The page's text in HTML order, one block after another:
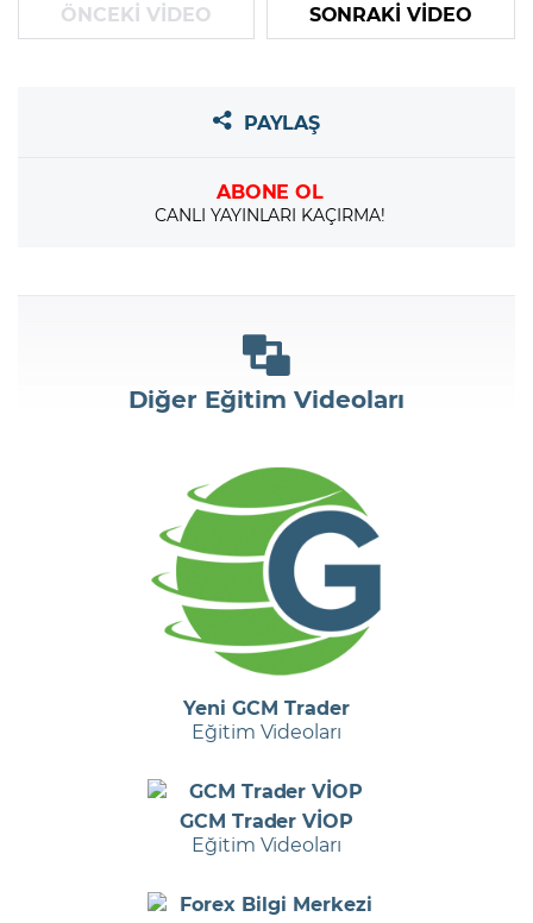
ÖNCEKİ VİDEO SONRAKİ VİDEO
PAYLAŞ
ABONE OL
CANLI YAYINLARI KAÇIRMA!
Diğer Eğitim Videoları
Yeni GCM Trader
Eğitim Videoları
GCM Trader VİOP
Eğitim Videoları